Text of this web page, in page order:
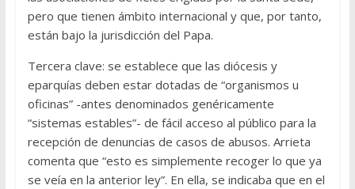
pero que tienen ámbito internacional y que, por tanto,
están bajo la jurisdicción del Papa.
Tercera clave: se establece que las diócesis y
eparquías deben estar dotadas de “organismos u
oficinas” -antes denominados genéricamente
“sistemas estables”- de fácil acceso al público para la
recepción de denuncias de casos de abusos. Arrieta
comenta que “esto es simplemente recoger lo que ya
se veía en la anterior ley”. En ella, se indicaba que en el